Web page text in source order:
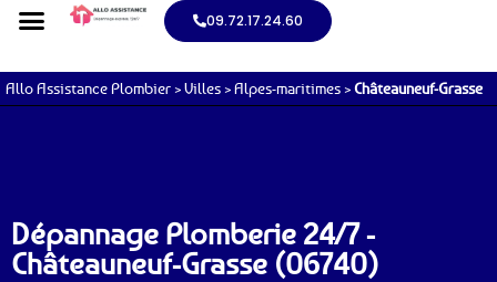
09.72.17.24.60
Allo Assistance Plombier >Villes >Alpes-maritimes >Châteauneuf-Grasse
Dépannage Plomberie 24/7 -
Châteauneuf-Grasse (06740)